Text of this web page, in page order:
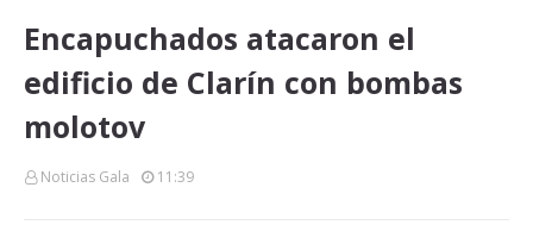
Encapuchados atacaron el
edificio de Clarín con bombas
molotov
Noticias Gala 11:39